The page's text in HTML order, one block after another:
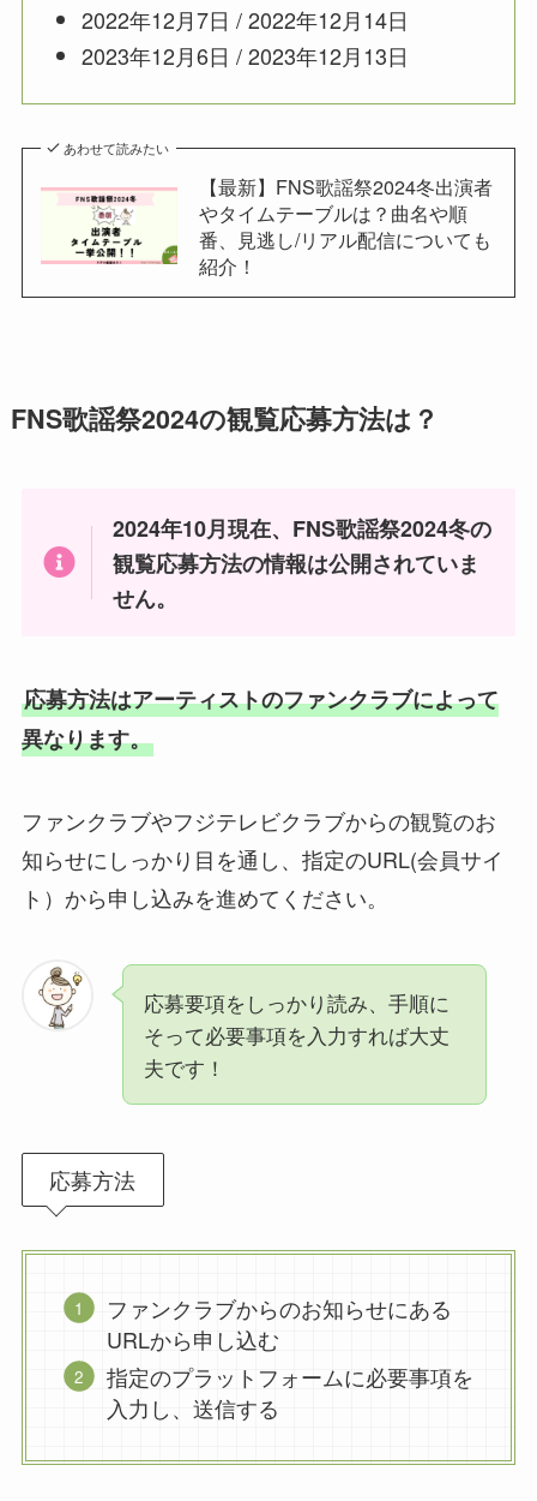
2022年12月7日 / 2022年12月14日
2023年12月6日 / 2023年12月13日
あわせて読みたい
【最新】FNS歌謡祭2024冬出演者
やタイムテーブルは？曲名や順
番、見逃し/リアル配信についても
紹介！
FNS歌謡祭2024の観覧応募方法は？
2024年10月現在、FNS歌謡祭2024冬の
観覧応募方法の情報は公開されていま
せん。
応募方法はアーティストのファンクラブによって
異なります。
ファンクラブやフジテレビクラブからの観覧のお
知らせにしっかり目を通し、指定のURL(会員サイ
ト）から申し込みを進めてください。
応募要項をしっかり読み、手順に
そって必要事項を入力すれば大丈
夫です！
応募方法
ファンクラブからのお知らせにある
URLから申し込む
指定のプラットフォームに必要事項を
入力し、送信する